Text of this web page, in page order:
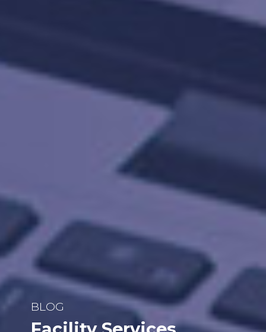
BLOG